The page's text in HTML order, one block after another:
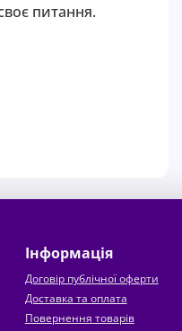
питання.
Інформація
Договір публічної оферти
Доставка та оплата
Повернення товарів